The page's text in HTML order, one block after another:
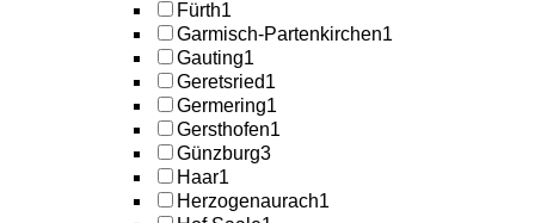
Fürth1
Garmisch-Partenkirchen1
Gauting1
Geretsried1
Germering1
Gersthofen1
Günzburg3
Haar1
Herzogenaurach1